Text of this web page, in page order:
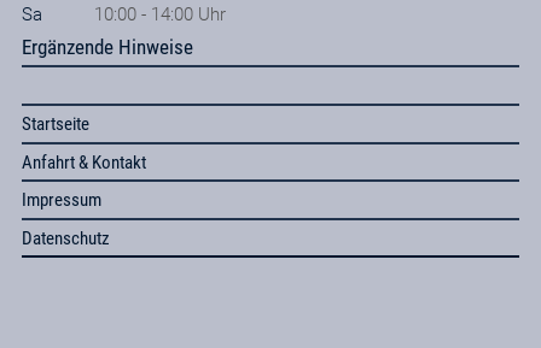
Sa
10:00 - 14:00 Uhr
Ergänzende Hinweise
Startseite
Anfahrt & Kontakt
Impressum
Datenschutz